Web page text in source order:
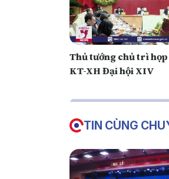
Thủ tướng chủ trì
KT-XH Đại hội XIV
TIN CÙNG